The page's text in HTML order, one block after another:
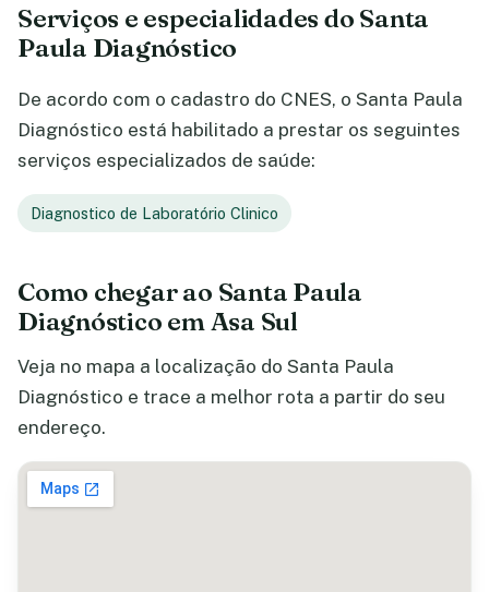
Serviços e especialidades do Santa
Paula Diagnóstico
De acordo com o cadastro do CNES, o Santa Paula
Diagnóstico está habilitado a prestar os seguintes
serviços especializados de saúde:
Diagnostico de Laboratório Clinico
Como chegar ao Santa Paula
Diagnóstico em Asa Sul
Veja no mapa a localização do Santa Paula
Diagnóstico e trace a melhor rota a partir do seu
endereço.